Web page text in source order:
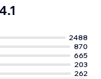
2488
870
665
203
262